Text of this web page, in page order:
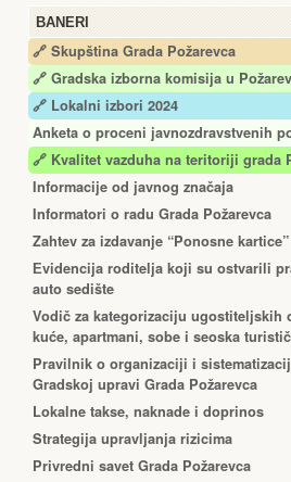
BANERI
🔗 Skupština Grada Požarevca
🔗 Gradska izborna komisija u
🔗 Lokalni izbori 2024
Anketa o proceni javnozdravstvenih
🔗 Kvalitet vazduha na teritoriji grada
Informacije od javnog značaja
Informatori o radu Grada Požarevca
Zahtev za izdavanje “Ponosne kartice”
Еvidencija roditelja koji su ostvarili
auto sedište
Vodič za kategorizaciju ugostiteljskih
kuće, apartmani, sobe i seoska
Pravilnik o organizaciji i
Gradskoj upravi Grada Požarevca
Lokalne takse, naknade i doprinos
Strategija upravljanja rizicima
Privredni savet Grada Požarevca